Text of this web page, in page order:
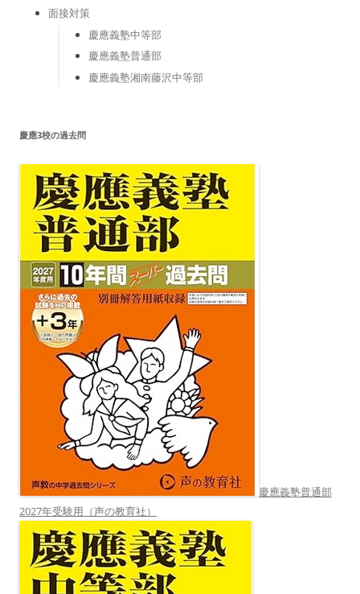
面接対策
慶應義塾中等部
慶應義塾普通部
慶應義塾湘南藤沢中等部
慶應3校の過去問
慶應義塾普通部
2027年受験用（声の教育社）